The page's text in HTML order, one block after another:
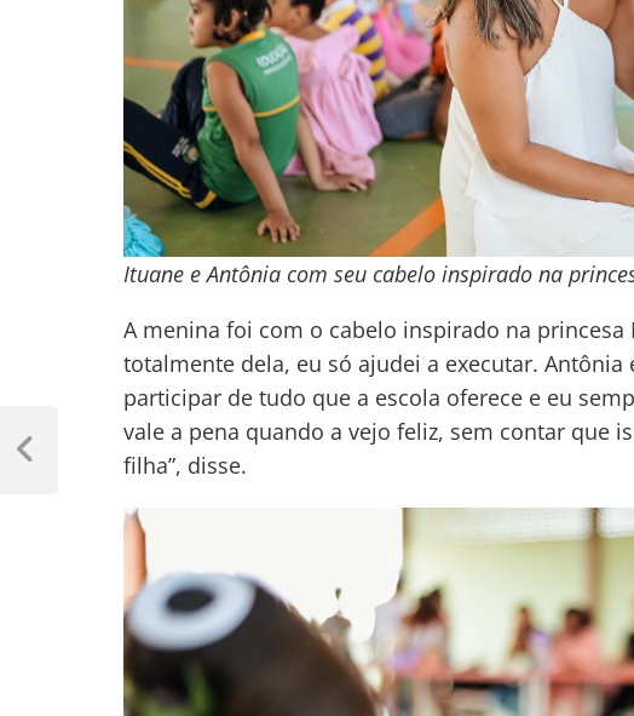
Ituane e Antônia com seu cabelo inspirado na
A menina foi com o cabelo inspirado na princesa
totalmente dela, eu só ajudei a executar.
participar de tudo que a escola oferece e eu
vale a pena quando a vejo feliz, sem contar que
filha”, disse.
Navegação
de
Previous